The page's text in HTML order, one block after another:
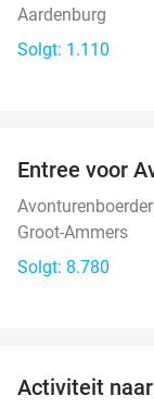
Aardenburg
Solgt: 1.110
Entree voor
Groot-Ammers
Solgt: 8.780
Activiteit